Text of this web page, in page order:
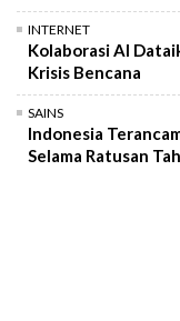
INTERNET
Kolaborasi AI
Krisis Bencana
SAINS
Indonesia
Selama Ratusan